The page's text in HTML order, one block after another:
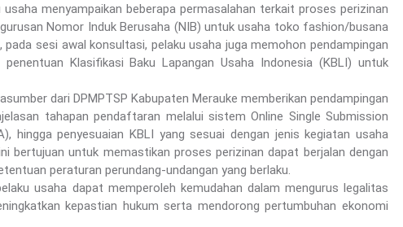
menyampaikan beberapa permasalahan terkait proses perizinan
Nomor Induk Berusaha (NIB) untuk usaha toko fashion/busana
pada sesi awal konsultasi, pelaku usaha juga memohon pendampingan
Klasifikasi Baku Lapangan Usaha Indonesia (KBLI) untuk
dari DPMPTSP Kabupaten Merauke memberikan pendampingan
tahapan pendaftaran melalui sistem Online Single Submission
hingga penyesuaian KBLI yang sesuai dengan jenis kegiatan usaha
bertujuan untuk memastikan proses perizinan dapat berjalan dengan
peraturan perundang-undangan yang berlaku.
usaha dapat memperoleh kemudahan dalam mengurus legalitas
kepastian hukum serta mendorong pertumbuhan ekonomi